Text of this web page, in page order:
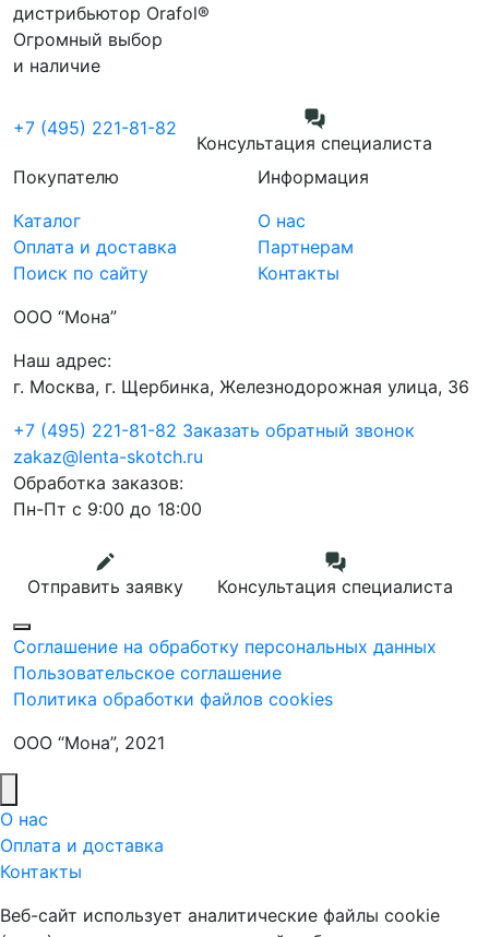
дистрибьютор Orafol®
Огромный выбор
и наличие
+7 (495) 221-81-82
Консультация специалиста
Покупателю
Каталог
Оплата и доставка
Поиск по сайту
Информация
О нас
Партнерам
Контакты
ООО “Мона”
Наш адрес:
г. Москва, г. Щербинка, Железнодорожная улица, 36
+7 (495) 221-81-82 Заказать обратный звонок
zakaz@lenta-skotch.ru
Обработка заказов:
Пн-Пт с 9:00 до 18:00
Отправить заявку Консультация специалиста
Соглашение на обработку персональных данных
Пользовательское соглашение
Политика обработки файлов cookies
ООО “Мона”, 2021
О нас
Оплата и доставка
Контакты
Веб-сайт использует аналитические файлы cookie